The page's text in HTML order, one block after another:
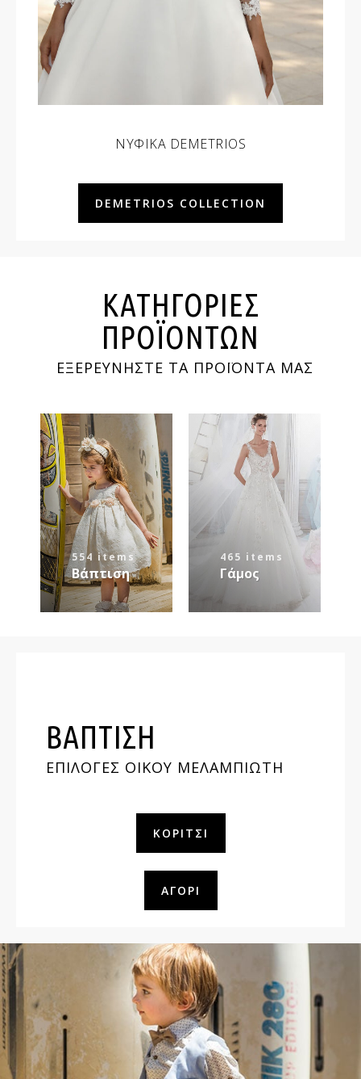
ΝΥΦΙΚΑ DEMETRIOS
DEMETRIOS COLLECTION
ΚΑΤΗΓΟΡΙΕΣ
ΠΡΟΪΟΝΤΩΝ
ΕΞΕΡΕΥΝΗΣΤΕ ΤΑ ΠΡΟΪΟΝΤΑ ΜΑΣ
554 items
Βάπτιση
465 items
Γάμος
ΒΑΠΤΙΣΗ
ΕΠΙΛΟΓΕΣ ΟΙΚΟΥ ΜΕΛΑΜΠΙΩΤΗ
ΚΟΡΊΤΣΙ
ΑΓΌΡΙ